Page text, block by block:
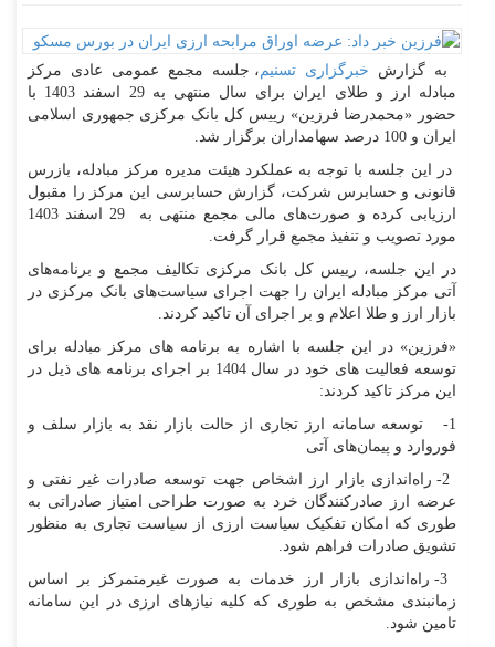
به گزارش خبرگزاری تسنیم، جلسه مجمع عمومی عادی مرکز
مبادله ارز و طلای ایران برای سال منتهی به 29 اسفند 1403 با
حضور «محمدرضا فرزین» رییس کل بانک مرکزی جمهوری اسلامی
ایران و 100 درصد سهامداران برگزار شد.
در این جلسه با توجه به عملکرد هیئت مدیره مرکز مبادله، بازرس
قانونی و حسابرس شرکت، گزارش حسابرسی این مرکز را مقبول
ارزیابی کرده و صورت‌های مالی مجمع منتهی به 29 اسفند 1403
مورد تصویب و تنفیذ مجمع قرار گرفت.
در این جلسه، رییس کل بانک مرکزی تکالیف مجمع و برنامه‌های
آتی مرکز مبادله ایران را جهت اجرای سیاست‌های بانک مرکزی در
بازار ارز و طلا اعلام و بر اجرای آن تاکید کردند.
«فرزین» در این جلسه با اشاره به برنامه های مرکز مبادله برای
توسعه فعالیت های خود در سال 1404 بر اجرای برنامه های ذیل در
این مرکز تاکید کردند:
1- توسعه سامانه ارز تجاری از حالت بازار نقد به بازار سلف و
فوروارد و پیمان‌های آتی
2- راه‌اندازی بازار ارز اشخاص جهت توسعه صادرات غیر نفتی و
عرضه ارز صادرکنندگان خرد به صورت طراحی امتیاز صادراتی به
طوری که امکان تفکیک سیاست ارزی از سیاست تجاری به منظور
تشویق صادرات فراهم شود.
3- راه‌اندازی بازار ارز خدمات به صورت غیرمتمرکز بر اساس
زمانبندی مشخص به طوری که کلیه نیازهای ارزی در این سامانه
تامین شود.